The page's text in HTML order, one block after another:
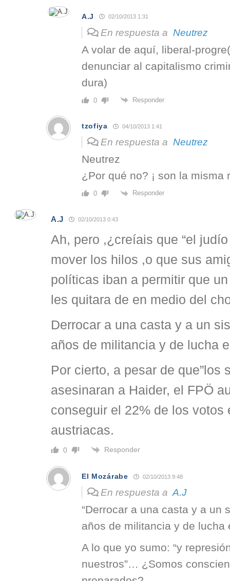
A.J 02/10/2013 1:31
En respuesta a Neutrez
A volar de aquí, liberal-
denunciar al capitalismo
dura)
0 Responder
tzofiya 04/10/2013 1:41
En respuesta a Neutrez
Neutrez
¿Por qué no? ¡ son la misma
0 Responder
A.J 02/10/2013 0:43
Ah, pero ,¿creíais que “el
mover los hilos ,o que sus
políticas iban a permitir que
les quitara de en medio del
Derrocar a una casta y a un
años de militancia y de lucha
Por cierto, a pesar de que”los
asesinaran a Haider, el FPÖ
conseguir el 22% de los votos
austriacas.
0 Responder
El Mozárabe 02/10/2013 9:48
En respuesta a A.J
“Derrocar a una casta y a un
años de militancia y de lucha
A lo que yo sumo: “y
nuestros”… ¿Somos